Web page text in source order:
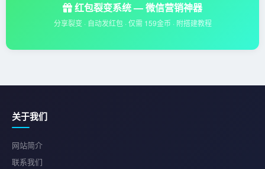
红包裂变系统 — 微信营销神器
分享裂变 · 自动发红包 · 仅需 159金币 · 附搭建教程
关于我们
网站简介
联系我们